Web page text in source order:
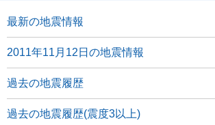
最新の地震情報
2011年11月12日の地震情報
過去の地震履歴
過去の地震履歴(震度3以上)